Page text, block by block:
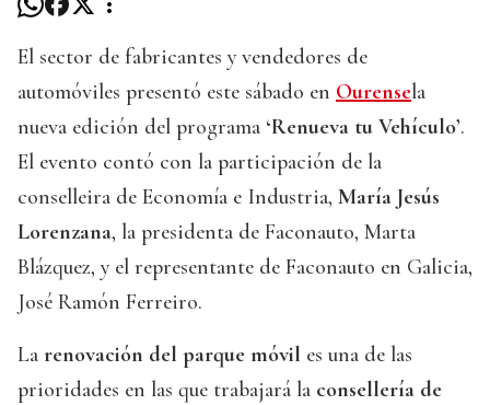
El sector de fabricantes y vendedores de
automóviles presentó este sábado en Ourensela
nueva edición del programa ‘Renueva tu Vehículo’.
El evento contó con la participación de la
conselleira de Economía e Industria, María Jesús
Lorenzana, la presidenta de Faconauto, Marta
Blázquez, y el representante de Faconauto en Galicia,
José Ramón Ferreiro.
La renovación del parque móvil es una de las
prioridades en las que trabajará la consellería de